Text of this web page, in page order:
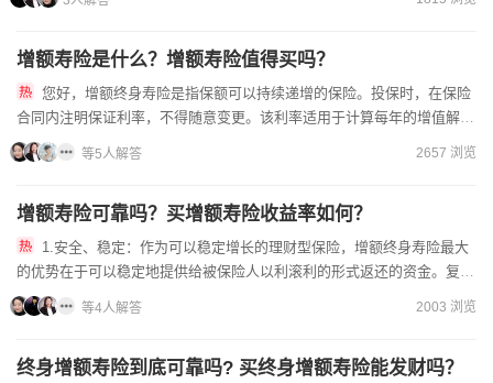
增额寿险是什么？增额寿险值得买吗？
合同内注明保证利率，不得随意变更。该利率适用于计算每年的增值解约
金，也用于计算复利的数值。每年的保额会按照这个利率...
等5人解答 2657 浏览
增额寿险可靠吗？买增额寿险收益率如何？
的优势在于可以稳定地提供给被保险人以利滚利的形式返还的资金。复利
一般是3.3%-3.8%，一般买了20年至24年...
等4人解答 2003 浏览
终身增额寿险到底可靠吗? 买终身增额寿险能发财吗？